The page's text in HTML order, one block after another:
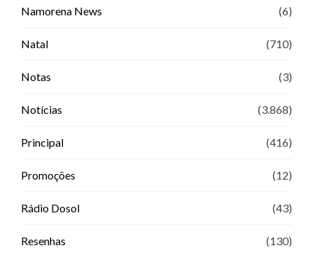
Namorena News (6)
Natal (710)
Notas (3)
Notícias (3.868)
Principal (416)
Promoções (12)
Rádio Dosol (43)
Resenhas (130)